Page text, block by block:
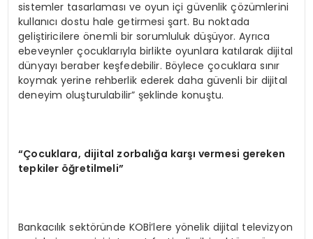
sistemler tasarlaması ve oyun içi güvenlik çözümlerini
kullanıcı dostu hale getirmesi şart. Bu noktada
geliştiricilere önemli bir sorumluluk düşüyor. Ayrıca
ebeveynler çocuklarıyla birlikte oyunlara katılarak dijital
dünyayı beraber keşfedebilir. Böylece çocuklara sınır
koymak yerine rehberlik ederek daha güvenli bir dijital
deneyim oluşturulabilir” şeklinde konuştu.
“Çocuklara, dijital zorbalığa karşı vermesi gereken
tepkiler öğretilmeli”
Bankacılık sektöründe KOBİ’lere yönelik dijital televizyon